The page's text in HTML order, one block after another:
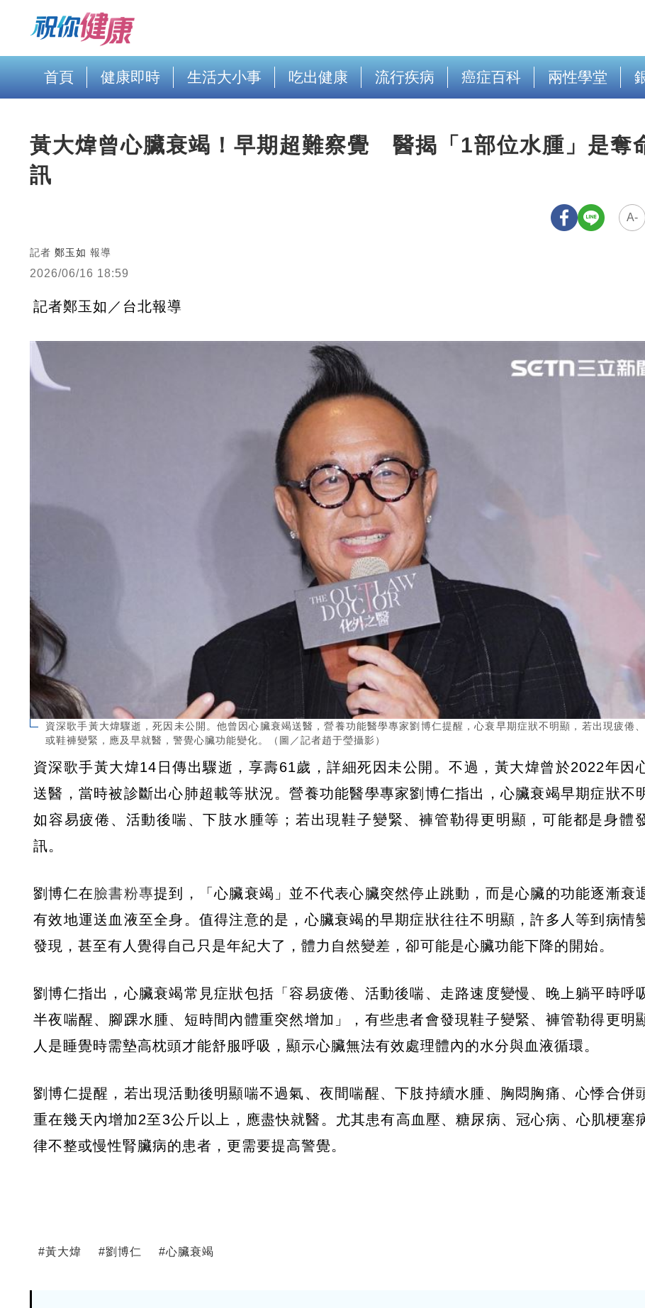
首頁 健康即時 生活大小事 吃出健康 流行疾病 癌症百科 兩性學堂
黃大煒曾心臟衰竭！早期超難察覺 醫揭「1部位水腫」是奪
訊
A-
記者 鄭玉如 報導
2026/06/16 18:59
記者鄭玉如／台北報導
資深歌手黃大煒驟逝，死因未公開。他曾因心臟衰竭送醫，營養功能醫學專家劉博仁提醒，心衰早期症狀不明顯，若出現疲倦
或鞋褲變緊，應及早就醫，警覺心臟功能變化。（圖／記者趙于瑩攝影）
資深歌手黃大煒14日傳出驟逝，享壽61歲，詳細死因未公開。不過，黃大煒曾於2022年因
送醫，當時被診斷出心肺超載等狀況。營養功能醫學專家劉博仁指出，心臟衰竭早期症狀不
如容易疲倦、活動後喘、下肢水腫等；若出現鞋子變緊、褲管勒得更明顯，可能都是身體
訊。
劉博仁在臉書粉專提到，「心臟衰竭」並不代表心臟突然停止跳動，而是心臟的功能逐漸衰
有效地運送血液至全身。值得注意的是，心臟衰竭的早期症狀往往不明顯，許多人等到病情
發現，甚至有人覺得自己只是年紀大了，體力自然變差，卻可能是心臟功能下降的開始。
劉博仁指出，心臟衰竭常見症狀包括「容易疲倦、活動後喘、走路速度變慢、晚上躺平時呼
半夜喘醒、腳踝水腫、短時間內體重突然增加」，有些患者會發現鞋子變緊、褲管勒得更明
人是睡覺時需墊高枕頭才能舒服呼吸，顯示心臟無法有效處理體內的水分與血液循環。
劉博仁提醒，若出現活動後明顯喘不過氣、夜間喘醒、下肢持續水腫、胸悶胸痛、心悸合併
重在幾天內增加2至3公斤以上，應盡快就醫。尤其患有高血壓、糖尿病、冠心病、心肌梗塞
律不整或慢性腎臟病的患者，更需要提高警覺。
#黃大煒 #劉博仁 #心臟衰竭